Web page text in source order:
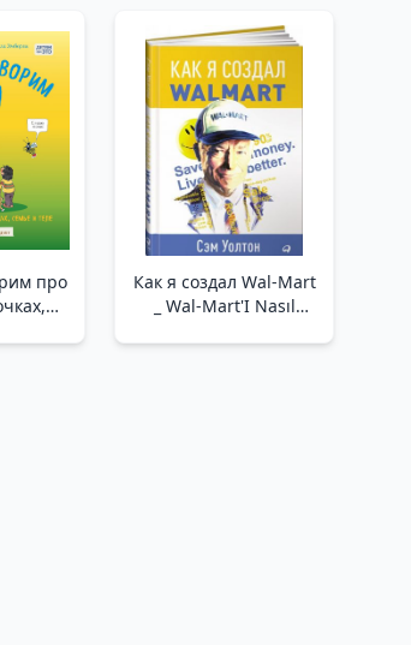
про
Как я создал Wal-Mart
_ Wal-Mart'I Nasıl